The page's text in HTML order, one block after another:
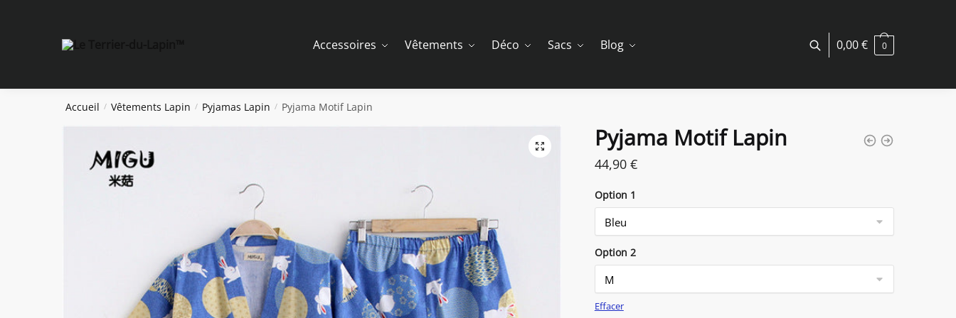
Accessoires Vêtements Déco Sacs Blog 0,00€ 0
Accueil / Vêtements Lapin / Pyjamas Lapin / Pyjama Motif Lapin
Pyjama Motif Lapin
44,90 €
Option 1
Option 2
Effacer